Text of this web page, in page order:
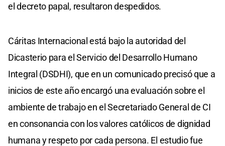
el decreto papal, resultaron despedidos.
Cáritas Internacional está bajo la autoridad del
Dicasterio para el Servicio del Desarrollo Humano
Integral (DSDHI), que en un comunicado precisó que a
inicios de este año encargó una evaluación sobre el
ambiente de trabajo en el Secretariado General de CI
en consonancia con los valores católicos de dignidad
humana y respeto por cada persona. El estudio fue